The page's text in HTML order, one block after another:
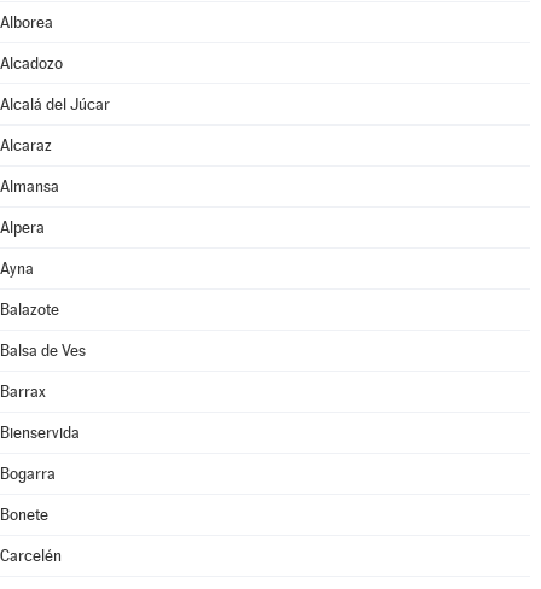
Alborea
Alcadozo
Alcalá del Júcar
Alcaraz
Almansa
Alpera
Ayna
Balazote
Balsa de Ves
Barrax
Bienservida
Bogarra
Bonete
Carcelén